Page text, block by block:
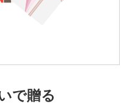
で贈る